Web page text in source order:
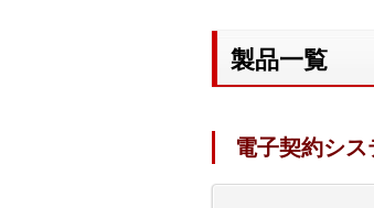
製品一覧
電子契約シス